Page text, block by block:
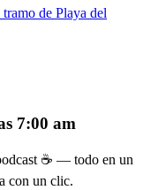
de Playa del
7:00 am
☕ — todo en un
con un clic.